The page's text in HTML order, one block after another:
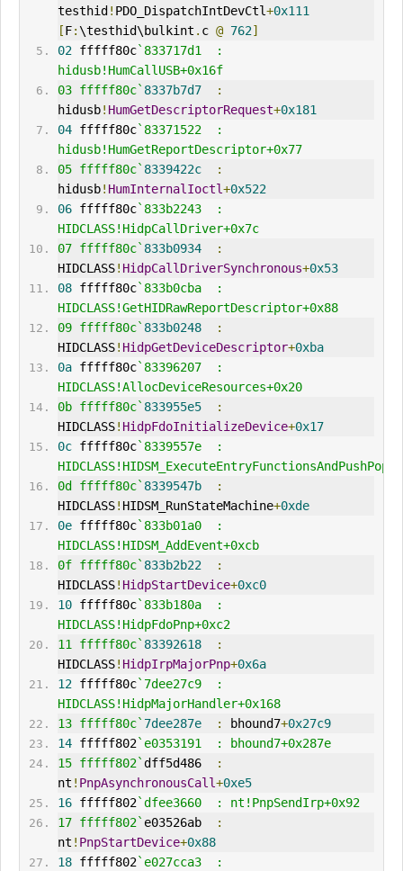
testhid ! PDO_DispatchIntDevCtl+0x111
[F:\testhid\bulkint . c @ 762]
02 fffff80c`833717d1  :
hidusb!HumCallUSB+0x16f
03 fffff80c` 8337b7d7
:
hidusb! HumGetDescriptorRequest+0x181
04 fffff80c`83371522  :
hidusb!HumGetReportDescriptor+0x77
05 fffff80c` 8339422c
:
hidusb! HumInternalIoctl+0x522
06 fffff80c`833b2243  :
HIDCLASS!HidpCallDriver+0x7c
07 fffff80c` 833b0934
:
HIDCLASS! HidpCallDriverSynchronous+0x53
08 fffff80c`833b0cba  :
HIDCLASS!GetHIDRawReportDescriptor+0x88
09 fffff80c` 833b0248
:
HIDCLASS! HidpGetDeviceDescriptor+0xba
0a fffff80c`83396207  :
HIDCLASS!AllocDeviceResources+0x20
0b fffff80c` 833955e5
:
HIDCLASS! HidpFdoInitializeDevice+0x17
0c fffff80c`8339557e  :
0d fffff80c` 8339547b
:
HIDCLASS! HIDSM_RunStateMachine+0xde
0e fffff80c`833b01a0  :
HIDCLASS!HIDSM_AddEvent+0xcb
0f fffff80c` 833b2b22
:
HIDCLASS! HidpStartDevice+0xc0
10 fffff80c`833b180a  :
HIDCLASS!HidpFdoPnp+0xc2
11 fffff80c` 83392618
:
HIDCLASS! HidpIrpMajorPnp+0x6a
12 fffff80c`7dee27c9  :
HIDCLASS!HidpMajorHandler+0x168
13 fffff80c` 7dee287e : bhound7+0x27c9
14 fffff802`e0353191  : bhound7+0x287e
15 fffff802`dff5d486
:
nt ! PnpAsynchronousCall+0xe5
16 fffff802`dfee3660  : nt!PnpSendIrp+0x92
17 fffff802` e03526ab
:
nt ! PnpStartDevice+0x88
18 fffff802`e027cca3  :